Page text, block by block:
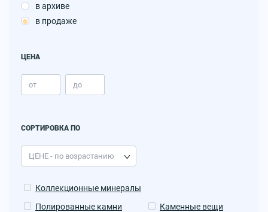
в архиве
в продаже
ЦЕНА
СОРТИРОВКА ПО
Коллекционные минералы
Полированные камни
Каменные вещи